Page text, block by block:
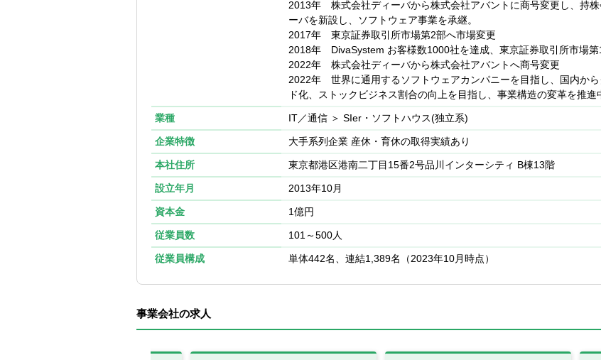
・9名の組織、財務会計系システム導入や監査法人出身、事業会社経理部、会
早期からご活躍頂けるように、中途入社の方・新卒入社の方関係なく充実した
研修を受講し、業務に必要な基礎知識を習得頂いてから現場配属となります。
※原則として入社される方全員が研修の対象です。ただし、ご経験によっては
※入社前に関連書籍の貸し出しを行いますので、事前学習にご利用いただけます
※本研修は2022年9月よりスタートしています。基礎知識を習得するほか、既
方との交流 もあります。
研修内容は下記になります。
簿記・IT・社内ルールなどの研修
DivaSystem研修
2013年 株式会社ディーバから株式会社アバントに商号変更し、持
ーバを新設し、ソフトウェア事業を承継。
2017年 東京証券取引所市場第2部へ市場変更
2018年 DivaSystem お客様数1000社を達成、東京証券取引所市場第
2022年 株式会社ディーバから株式会社アバントへ商号変更
2022年 世界に通用するソフトウェアカンパニーを目指し、国内か
ド化、ストックビジネス割合の向上を目指し、事業構造の変革を推進
業種 IT／通信 ＞ SIer・ソフトハウス(独立系)
企業特徴 大手系列企業 産休・育休の取得実績あり
本社住所 東京都港区港南二丁目15番2号品川インターシティ B棟13階
設立年月 2013年10月
資本金 1億円
従業員数 101～500人
従業員構成 単体442名、連結1,389名（2023年10月時点）
事業会社の求人